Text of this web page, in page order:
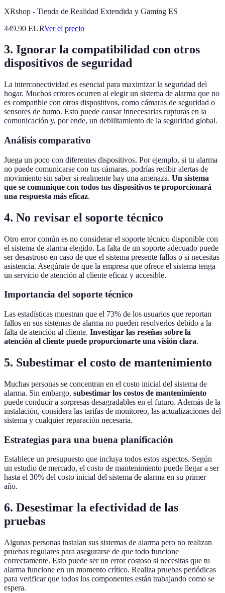
XRshop - Tienda de Realidad Extendida y Gaming ES
449.90 EURVer el precio
3. Ignorar la compatibilidad con otros
dispositivos de seguridad
La interconectividad es esencial para maximizar la seguridad del
hogar. Muchos errores ocurren al elegir un sistema de alarma que no
es compatible con otros dispositivos, como cámaras de seguridad o
sensores de humo. Esto puede causar innecesarias rupturas en la
comunicación y, por ende, un debilitamiento de la seguridad global.
Análisis comparativo
Juega un poco con diferentes dispositivos. Por ejemplo, si tu alarma
no puede comunicarse con tus cámaras, podrías recibir alertas de
movimiento sin saber si realmente hay una amenaza. Un sistema
que se comunique con todos tus dispositivos te proporcionará
una respuesta más eficaz.
4. No revisar el soporte técnico
Otro error común es no considerar el soporte técnico disponible con
el sistema de alarma elegido. La falta de un soporte adecuado puede
ser desastroso en caso de que el sistema presente fallos o si necesitas
asistencia. Asegúrate de que la empresa que ofrece el sistema tenga
un servicio de atención al cliente eficaz y accesible.
Importancia del soporte técnico
Las estadísticas muestran que el 73% de los usuarios que reportan
fallos en sus sistemas de alarma no pueden resolverlos debido a la
falta de atención al cliente. Investigar las reseñas sobre la
atención al cliente puede proporcionarte una visión clara.
5. Subestimar el costo de mantenimiento
Muchas personas se concentran en el costo inicial del sistema de
alarma. Sin embargo, subestimar los costos de mantenimiento
puede conducir a sorpresas desagradables en el futuro. Además de la
instalación, considera las tarifas de monitoreo, las actualizaciones del
sistema y cualquier reparación necesaria.
Estrategias para una buena planificación
Establece un presupuesto que incluya todos estos aspectos. Según
un estudio de mercado, el costo de mantenimiento puede llegar a ser
hasta el 30% del costo inicial del sistema de alarma en su primer
año.
6. Desestimar la efectividad de las
pruebas
Algunas personas instalan sus sistemas de alarma pero no realizan
pruebas regulares para asegurarse de que todo funcione
correctamente. Esto puede ser un error costoso si necesitas que tu
alarma funcione en un momento crítico. Realiza pruebas periódicas
para verificar que todos los componentes están trabajando como se
espera.